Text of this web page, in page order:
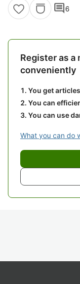
comment6
Register as a
conveniently
You get
You can
You can use
What you can do